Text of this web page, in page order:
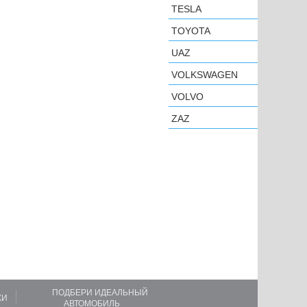
TESLA
TOYOTA
UAZ
VOLKSWAGEN
VOLVO
ZAZ
ПОДБЕРИ ИДЕАЛЬНЫЙ
АВТОМОБИЛЬ